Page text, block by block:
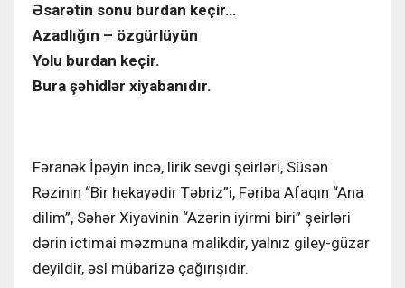
Əsarətin sonu burdan keçir…
Azadlığın – özgürlüyün
Yolu burdan keçir.
Bura şəhidlər xiyabanıdır.
Fəranək İpəyin incə, lirik sevgi şeirləri, Süsən
Rəzinin “Bir hekayədir Təbriz”i, Fəriba Afaqın “Ana
dilim”, Səhər Xiyavinin “Azərin iyirmi biri” şeirləri
dərin ictimai məzmuna malikdir, yalnız giley-güzar
deyildir, əsl mübarizə çağırışıdır.